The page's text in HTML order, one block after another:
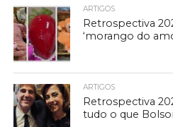
ARTIGOS
Retrospectiva
‘morango do
ARTIGOS
Retrospectiva
tudo o que